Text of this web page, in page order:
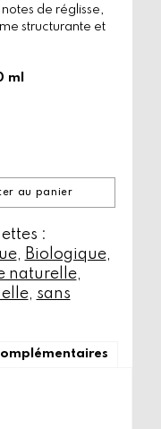
de réglisse,
structurante et
ml
au panier
:
, Biologique,
naturelle,
, sans